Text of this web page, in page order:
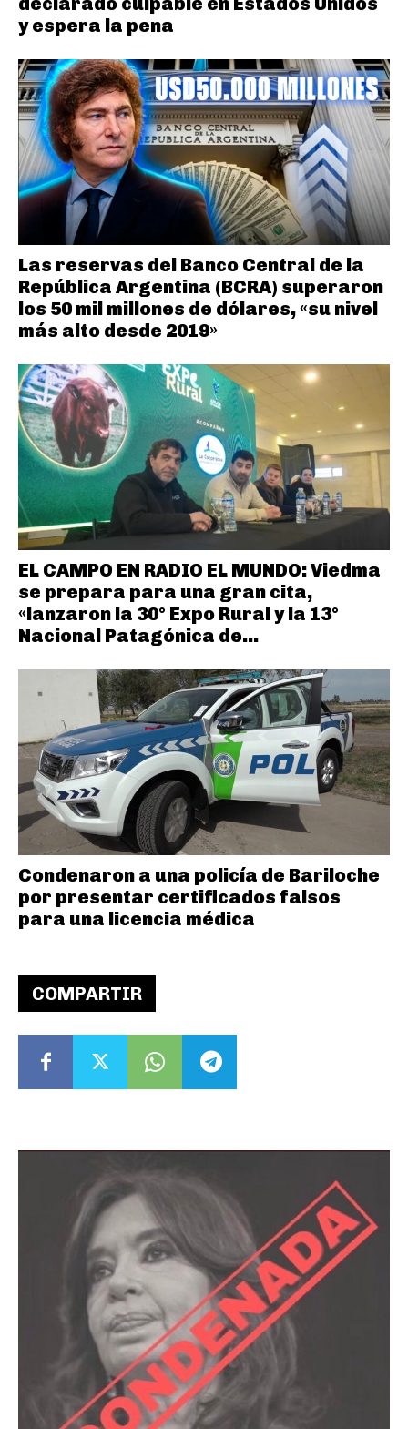
COMPARTIR
y espera la pena
Las reservas del Banco Central de la
República Argentina (BCRA) superaron
los 50 mil millones de dólares, «su nivel
más alto desde 2019»
EL CAMPO EN RADIO EL MUNDO: Viedma
se prepara para una gran cita,
«lanzaron la 30° Expo Rural y la 13°
Nacional Patagónica de...
Condenaron a una policía de Bariloche
por presentar certificados falsos
para una licencia médica